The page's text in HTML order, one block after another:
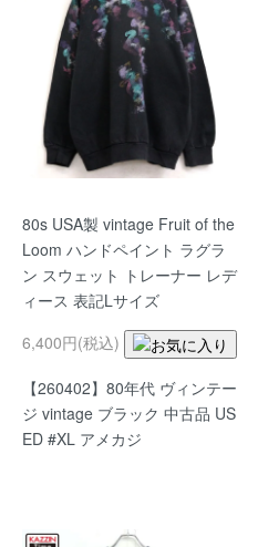
80s USA製 vintage Fruit of the
Loom ハンドペイント ラグラ
ン スウェット トレーナー レデ
ィース 表記Lサイズ
6,400円(税込)
【260402】80年代 ヴィンテー
ジ vintage ブラック 中古品 US
ED #XL アメカジ